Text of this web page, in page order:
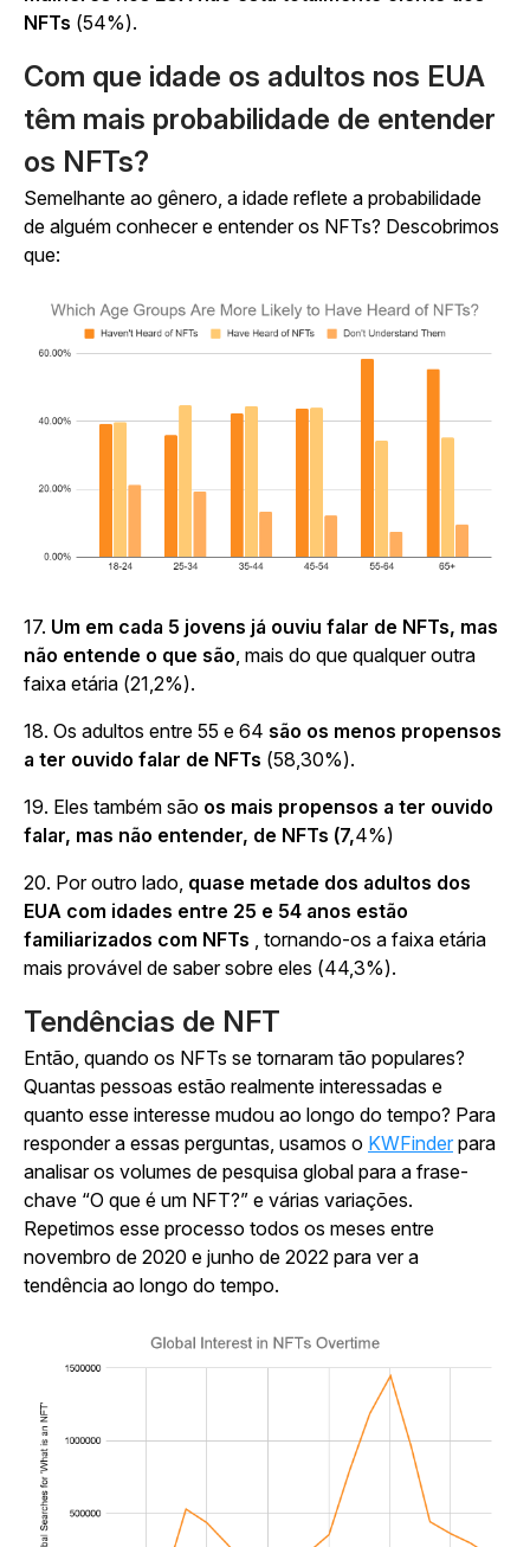
NFTs (54%).
Com que idade os adultos nos EUA
têm mais probabilidade de entender
os NFTs?
Semelhante ao gênero, a idade reflete a probabilidade
de alguém conhecer e entender os NFTs? Descobrimos
que:
17. Um em cada 5 jovens já ouviu falar de NFTs, mas
não entende o que são mais do que qualquer outra
faixa etária (21,2%).
18. Os adultos entre 55 e 64 são os menos propensos
a ter ouvido falar de NFTs (58,30%).
19. Eles também são os mais propensos a ter ouvido
falar, mas não entender, de NFTs (7,4%)
20. Por outro lado, quase metade dos adultos dos
EUA com idades entre 25 e 54 anos estão
familiarizados com NFTs
, tornando-os a faixa etária
mais provável de saber sobre eles (44,3%).
Tendências de NFT
Então, quando os NFTs se tornaram tão populares?
Quantas pessoas estão realmente interessadas e
quanto esse interesse mudou ao longo do tempo? Para
responder a essas perguntas, usamos o KWFinder para
analisar os volumes de pesquisa global para a frase-
chave “O que é um NFT?” e várias variações.
Repetimos esse processo todos os meses entre
novembro de 2020 e junho de 2022 para ver a
tendência ao longo do tempo.